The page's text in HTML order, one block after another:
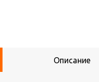
Описание